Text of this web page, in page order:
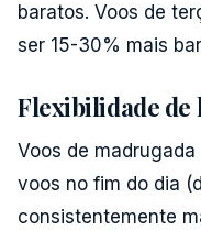
baratos. Voos de
ser 15-30% mais
Flexibilidade
Voos de
voos no fim do dia
consistentemente